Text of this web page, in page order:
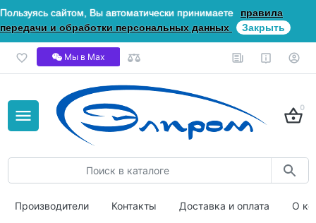
Пользуясь сайтом, Вы автоматически принимаете
правила
передачи и обработки персональных данных
Закрыть
Мы в Мах
0
Производители Контакты Доставка и оплата О